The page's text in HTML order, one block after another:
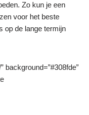
Zo kun je een
voor het beste
op de lange termijn
background=”#308fde”